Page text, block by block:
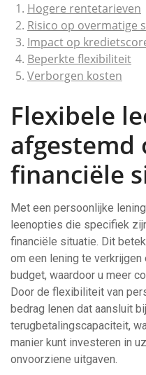
Hogere rentetarieven
Risico op overmatige
Impact op
Beperkte flexibiliteit
Verborgen kosten
Flexibele
afgestemd
financiële
Met een persoonlijke
leenopties die specifiek
financiële situatie. Dit
om een lening te
budget, waardoor u meer
Door de flexibiliteit van
bedrag lenen dat aansluit
terugbetalingscapaciteit,
manier kunt investeren in
onvoorziene uitgaven.